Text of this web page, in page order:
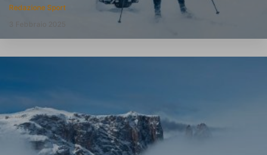
Redazione Sport